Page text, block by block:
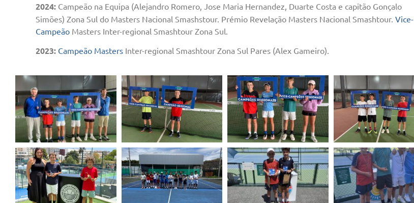
2024: Campeão na Equipa (Alejandro Romero, Jose Maria Hernandez, Duarte Costa e capitão Gonçalo
Simões) Zona Sul do Masters Nacional Smashstour. Prémio Revelação Masters Nacional Smashtour. Vice-
Campeão Masters Inter-regional Smashtour Zona Sul.
2023: Campeão Masters Inter-regional Smashtour Zona Sul Pares (Alex Gameiro).